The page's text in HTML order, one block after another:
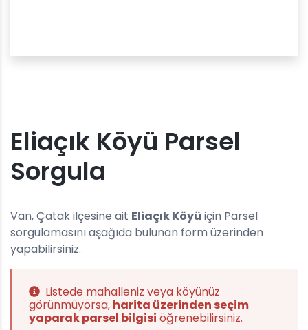
Eliaçık Köyü Parsel
Sorgula
Van, Çatak ilçesine ait Eliaçık Köyü için Parsel
sorgulamasını aşağıda bulunan form üzerinden
yapabilirsiniz.
Listede mahalleniz veya köyünüz
görünmüyorsa, harita üzerinden seçim
yaparak parsel bilgisi öğrenebilirsiniz.